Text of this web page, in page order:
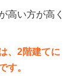
高い方が高く
、2階建てに
す。